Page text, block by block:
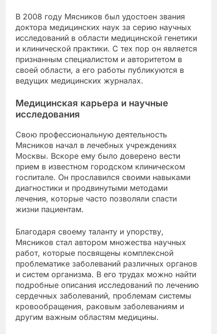
В 2008 году Мясников был удостоен звания
доктора медицинских наук за серию научных
исследований в области медицинской генетики
и клинической практики. С тех пор он является
признанным специалистом и авторитетом в
своей области, а его работы публикуются в
ведущих медицинских журналах.
Медицинская карьера и научные
исследования
Свою профессиональную деятельность
Мясников начал в лечебных учреждениях
Москвы. Вскоре ему было доверено вести
прием в известном городском клиническом
госпитале. Он прославился своими навыками
диагностики и продвинутыми методами
лечения, которые часто позволяли спасти
жизни пациентам.
Благодаря своему таланту и упорству,
Мясников стал автором множества научных
работ, которые посвящены комплексной
проблематике заболеваний различных органов
и систем организма. В его трудах можно найти
подробные описания исследований по лечению
сердечных заболеваний, проблемам системы
кровообращения, раковым заболеваниям и
другим важным областям медицины.